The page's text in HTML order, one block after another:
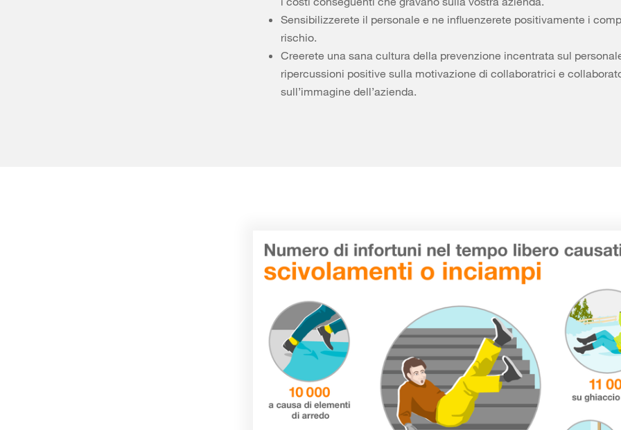
Sensibilizzerete il personale e ne influenzerete positivamente i
rischio.
Creerete una sana cultura della prevenzione incentrata sul
ripercussioni positive sulla motivazione di collaboratrici e
sull’immagine dell’azienda.